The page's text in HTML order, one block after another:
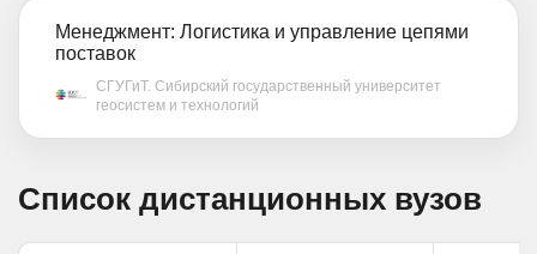
Менеджмент: Логистика и управление цепями
поставок
СГУГиТ. Сибирский государственный университет
геосистем и технологий
Список дистанционных вузов